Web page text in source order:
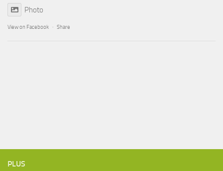
Photo
View on Facebook · Share
PLUS